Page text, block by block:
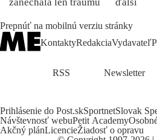
zanechala len traumu
ďalší
Prepnúť na mobilnú verziu stránky
KontaktyRedakciaVydavateľ
RSS Newsletter
Prihlásenie do Post.skSportnetSlovak
Návštevnosť webuPetit Academy
Akčný plánLicencieŽiadosť o opravu